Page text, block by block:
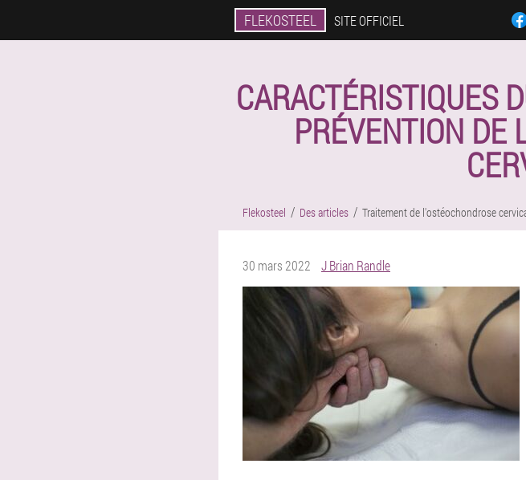
FLEKOSTEEL SITE OFFICIEL
CARACTÉRISTIQUES
PRÉVENTION DE
Flekosteel Des articles Traitement de l'ostéochondrose
30 mars 2022
J Brian Randle